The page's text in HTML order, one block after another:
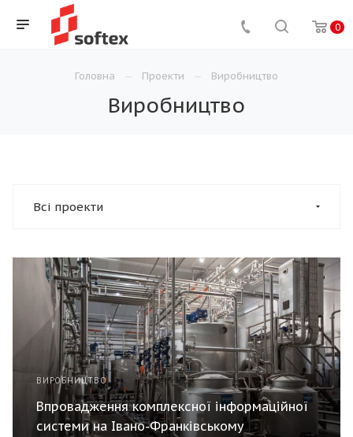
0
Головна Проекти Виробництво
Виробництво
Всі проекти
ВИРОБНИЦТВО
Впровадження комплексної інформаційної
системи на Івано-Франківському